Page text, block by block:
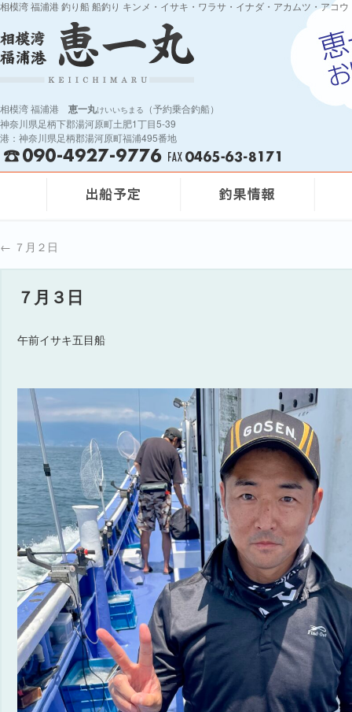
相模湾 福浦港 釣り船 船釣り キンメ・イサキ・ワラサ・イナダ・アカムツ・アコ
相模湾 福浦港 恵一丸けいいちまる
（予約乗合釣船）
神奈川県足柄下郡湯河原町土肥1丁目5-39
港：神奈川県足柄郡湯河原町福浦495番地
← ７月２日
７月３日
午前イサキ五目船